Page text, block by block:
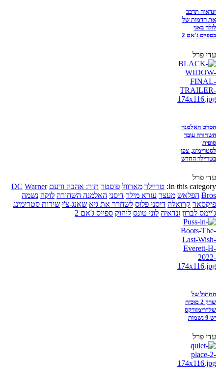
זנדאיה תדבב
את הדמות של
לולה באני
בספייס ג'אם 2
עדי פרל
הסרט האלמנה
השחורה עובר
סופית
לסטרימינג, צפו
בטריילר החדש
עדי פרל
In this category: טריילר מארוול פוסטר תור: אהבה ורעם DC Warner
Bros הפלאש מעצר עזרא מילר דיסני האלמנה השחורה לוקה נשמה
פיקסאר קרואלה דיסני פלוס לשחרר את גיא שאנג-צ'י שירות סטרימינג
ג'יימס לברון זנדאיה לוני טונס ליהוק ספייס ג'אם 2
החתול של
שרק 2 מוכיח
שלדרימוורקס
יש 9 נשמות
עדי פרל